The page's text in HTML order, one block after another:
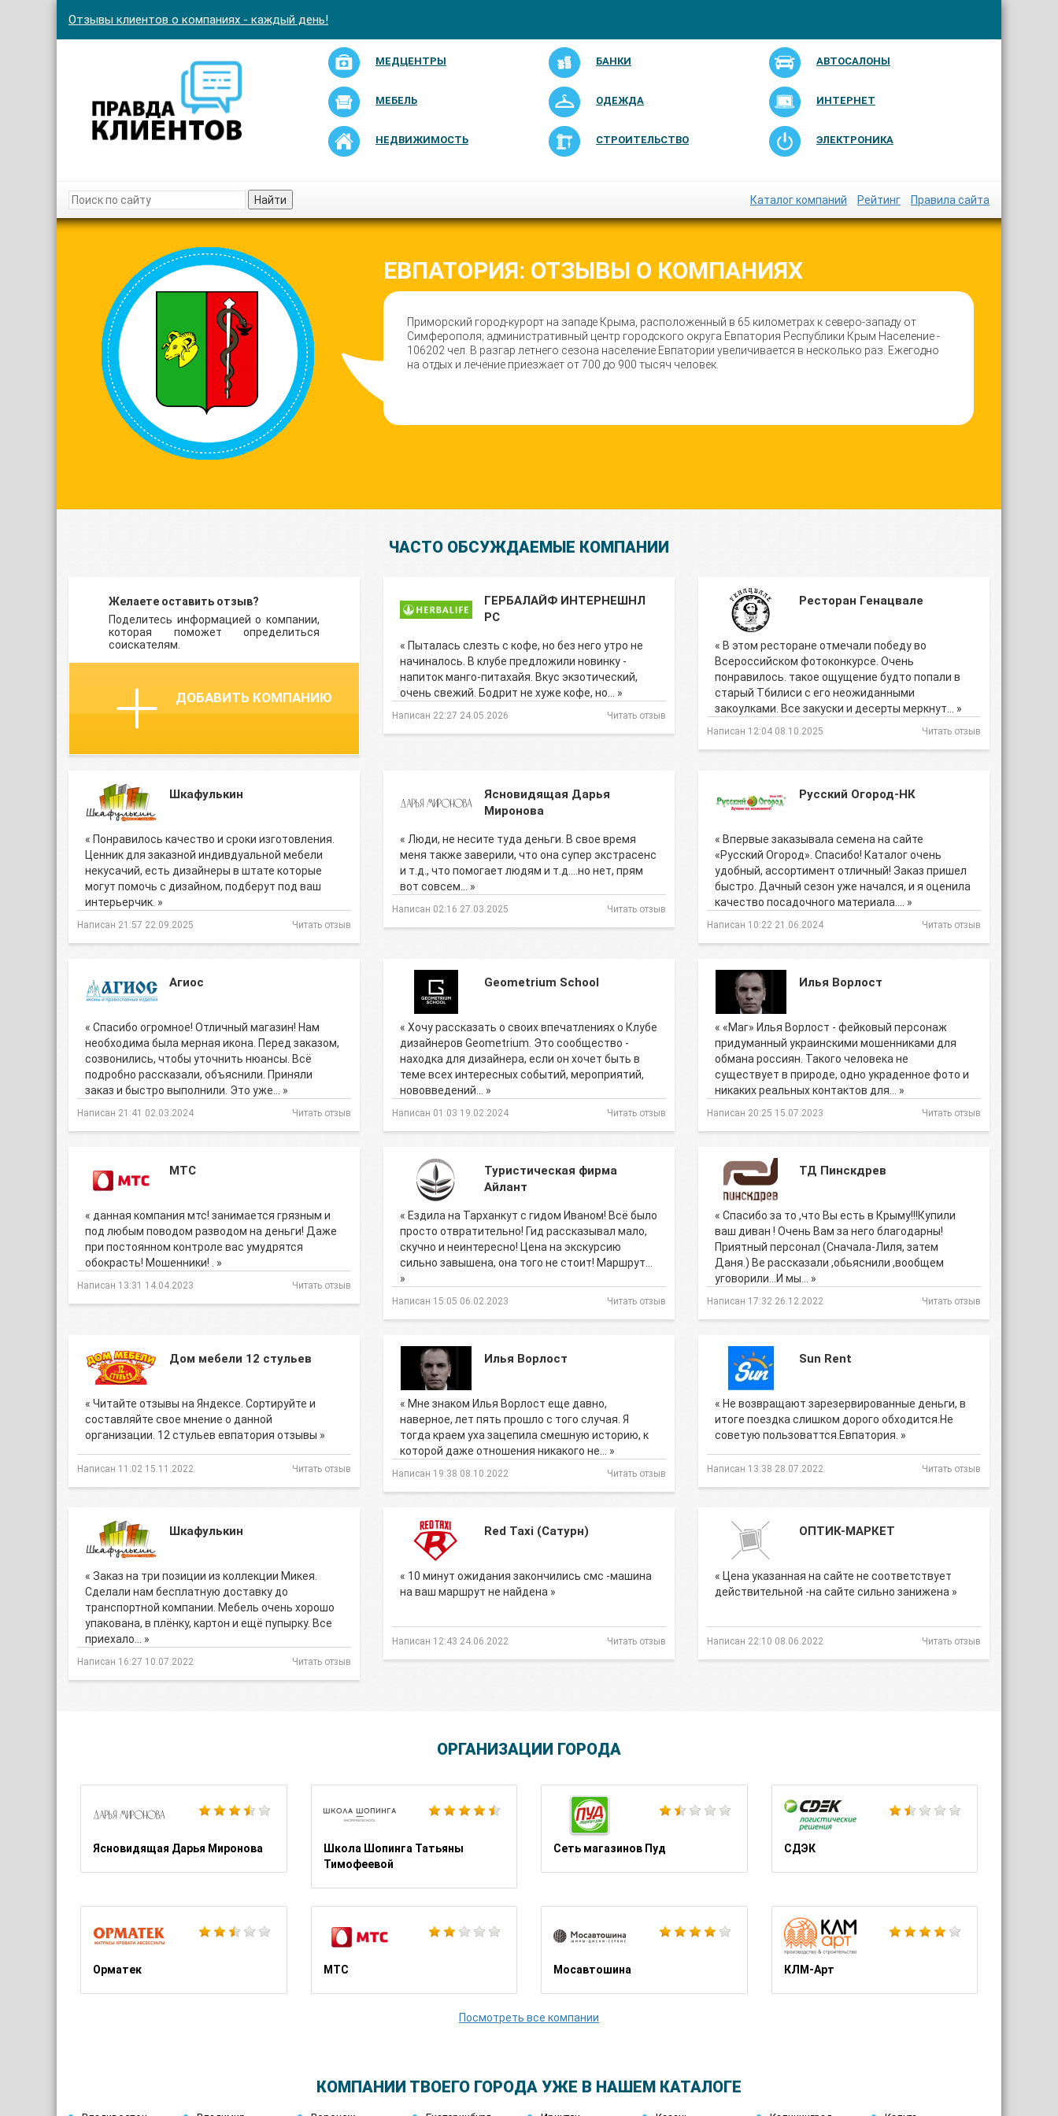
Отзывы клиентов о компаниях - каждый день!
МЕДЦЕНТРЫ БАНКИ АВТОСАЛОНЫ
МЕБЕЛЬ ОДЕЖДА ИНТЕРНЕТ
НЕДВИЖИМОСТЬ СТРОИТЕЛЬСТВО ЭЛЕКТРОНИКА
Найти Каталог компаний Рейтинг Правила сайта
ЕВПАТОРИЯ: ОТЗЫВЫ О КОМПАНИЯХ
Приморский город-курорт на западе Крыма, расположенный в 65 километрах к северо-западу от
Симферополя; административный центр городского округа Евпатория Республики Крым Население -
106202 чел. В разгар летнего сезона население Евпатории увеличивается в несколько раз. Ежегодно
на отдых и лечение приезжает от 700 до 900 тысяч человек.
ЧАСТО ОБСУЖДАЕМЫЕ КОМПАНИИ
Желаете оставить отзыв?
Поделитесь информацией о компании,
которая поможет определиться
соискателям.
ДОБАВИТЬ КОМПАНИЮ
ГЕРБАЛАЙФ ИНТЕРНЕШНЛ
РС
« Пыталась слезть с кофе, но без него утро не
начиналось. В клубе предложили новинку -
напиток манго-питахайя. Вкус экзотический,
очень свежий. Бодрит не хуже кофе, но… »
Написан 22:27 24.05.2026 Читать отзыв
Ресторан Генацвале
« В этом ресторане отмечали победу во
Всероссийском фотоконкурсе. Очень
понравилось. такое ощущение будто попали в
старый Тбилиси с его неожиданными
закоулками. Все закуски и десерты меркнут… »
Написан 12:04 08.10.2025 Читать отзыв
Шкафулькин
« Понравилось качество и сроки изготовления.
Ценник для заказной индивдуальной мебели
некусачий, есть дизайнеры в штате которые
могут помочь с дизайном, подберут под ваш
интерьерчик. »
Написан 21:57 22.09.2025 Читать отзыв
Ясновидящая Дарья
Миронова
« Люди, не несите туда деньги. В свое время
меня также заверили, что она супер экстрасенс
и т.д., что помогает людям и т.д....но нет, прям
вот совсем… »
Написан 02:16 27.03.2025 Читать отзыв
Русский Огород-НК
« Впервые заказывала семена на сайте
«Русский Огород». Спасибо! Каталог очень
удобный, ассортимент отличный! Заказ пришел
быстро. Дачный сезон уже начался, и я оценила
качество посадочного материала.… »
Написан 10:22 21.06.2024 Читать отзыв
Агиос
« Спасибо огромное! Отличный магазин! Нам
необходима была мерная икона. Перед заказом,
созвонились, чтобы уточнить нюансы. Всё
подробно рассказали, объяснили. Приняли
заказ и быстро выполнили. Это уже… »
Написан 21:41 02.03.2024 Читать отзыв
Geometrium School
« Хочу рассказать о своих впечатлениях о Клубе
дизайнеров Geometrium. Это сообщество -
находка для дизайнера, если он хочет быть в
теме всех интересных событий, мероприятий,
нововведений… »
Написан 01:03 19.02.2024 Читать отзыв
Илья Ворлост
« «Маг» Илья Ворлост - фейковый персонаж
придуманный украинскими мошенниками для
обмана россиян. Такого человека не
существует в природе, одно украденное фото и
никаких реальных контактов для… »
Написан 20:25 15.07.2023 Читать отзыв
МТС
« данная компания мтс! занимается грязным и
под любым поводом разводом на деньги! Даже
при постоянном контроле вас умудрятся
обокрасть! Мошенники! . »
Написан 13:31 14.04.2023 Читать отзыв
Туристическая фирма
Айлант
« Ездила на Тарханкут с гидом Иваном! Всё было
просто отвратительно! Гид рассказывал мало,
скучно и неинтересно! Цена на экскурсию
сильно завышена, она того не стоит! Маршрут…
»
Написан 15:05 06.02.2023 Читать отзыв
ТД Пинскдрев
« Спасибо за то ,что Вы есть в Крыму!!!Купили
ваш диван ! Очень Вам за него благодарны!
Приятный персонал (Сначала-Лиля, затем
Даня.) Ве рассказали ,обьяснили ,вообщем
уговорили...И мы… »
Написан 17:32 26.12.2022 Читать отзыв
Дом мебели 12 стульев
« Читайте отзывы на Яндексе. Сортируйте и
составляйте свое мнение о данной
организации. 12 стульев евпатория отзывы »
Написан 11:02 15.11.2022 Читать отзыв
Илья Ворлост
« Мне знаком Илья Ворлост еще давно,
наверное, лет пять прошло с того случая. Я
тогда краем уха зацепила смешную историю, к
которой даже отношения никакого не… »
Написан 19:38 08.10.2022 Читать отзыв
Sun Rent
« Не возвращают зарезервированные деньги, в
итоге поездка слишком дорого обходится.Не
советую пользоваттся.Евпатория. »
Написан 13:38 28.07.2022 Читать отзыв
Шкафулькин
« Заказ на три позиции из коллекции Микея.
Сделали нам бесплатную доставку до
транспортной компании. Мебель очень хорошо
упакована, в плёнку, картон и ещё пупырку. Все
приехало… »
Написан 16:27 10.07.2022 Читать отзыв
Red Taxi (Сатурн)
« 10 минут ожидания закончились смс -машина
на ваш маршрут не найдена »
Написан 12:43 24.06.2022 Читать отзыв
ОПТИК-МАРКЕТ
« Цена указанная на сайте не соответствует
действительной -на сайте сильно занижена »
Написан 22:10 08.06.2022 Читать отзыв
ОРГАНИЗАЦИИ ГОРОДА
Ясновидящая Дарья Миронова
Ясновидящая Дарья Миронова
Школа Шопинга Татьяны
Тимофеевой
Сеть магазинов Пуд СДЭК
Орматек МТС Мосавтошина КЛМ-Арт
Посмотреть все компании
КОМПАНИИ ТВОЕГО ГОРОДА УЖЕ В НАШЕМ КАТАЛОГЕ